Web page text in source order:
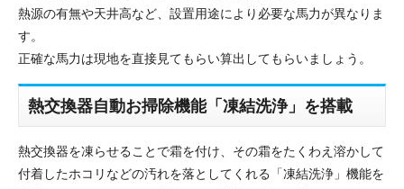
熱源の有無や天井高など、設置用途により必要な馬力が異なりま
す。
正確な馬力は現地を直接見てもらい算出してもらいましょう。
熱交換器自動お掃除機能「凍結洗浄」を搭載
熱交換器を凍らせることで霜を付け、その霜をたくわえ溶かして
付着したホコリなどの汚れを落としてくれる「凍結洗浄」機能を